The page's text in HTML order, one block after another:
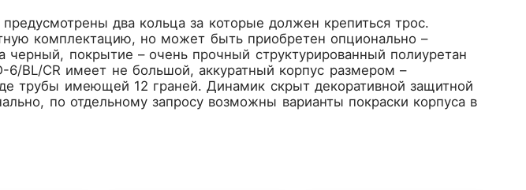
два кольца за которые должен крепиться трос.
комплектацию, но может быть приобретен опционально –
черный, покрытие – очень прочный структурированный полиуретан
6/BL/CR имеет не большой, аккуратный корпус размером –
трубы имеющей 12 граней. Динамик скрыт декоративной защитной
по отдельному запросу возможны варианты покраски корпуса в